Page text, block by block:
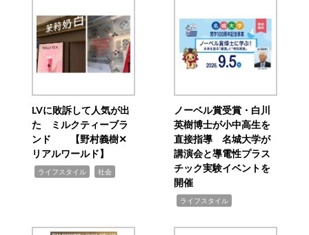
LVに敗訴して人気が出
た ミルクティーブラ
ンド 【野村義樹✕
リアルワールド】
ライフスタイル 社会
ノーベル賞受賞・白川
英樹博士が小中高生を
直接指導 名城大学が
講演会と導電性プラス
チック実験イベントを
開催
ライフスタイル